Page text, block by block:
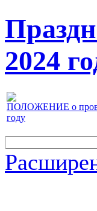
2024
ПОЛОЖЕНИЕ о
году